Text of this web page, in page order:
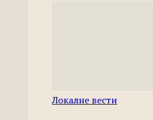
Локалне вести